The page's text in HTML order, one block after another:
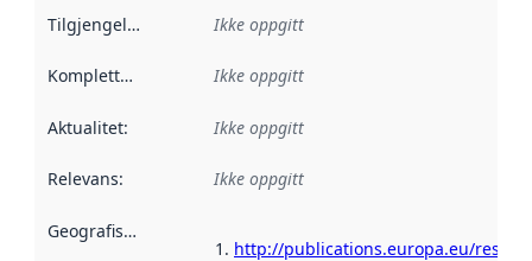
Tilgjengelighet Ikke oppgitt
Kompletthet Ikke oppgitt
Aktualitet: Ikke oppgitt
Relevans: Ikke oppgitt
Geografisk avgrensning
http://publications.europa.eu/